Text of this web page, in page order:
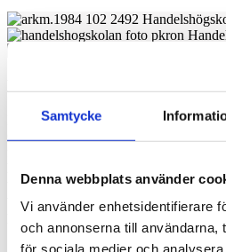
Samtycke
Denna webbplats använder
Vi använder enhetsidentifierare
och annonserna till användarna,
för sociala medier och
Interiören präglas av samma tanke:
Och med sina mörka träpaneler och
uppmuntrar till koncentration och
visste att miljön påverkar hur vi beter
plats som formar såväl akademiker
Florentinskt eko – med fötterna